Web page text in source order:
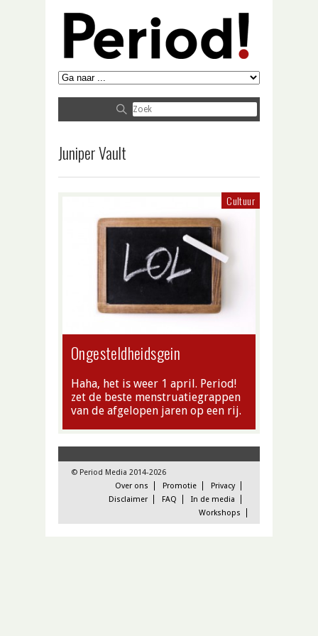
Juniper Vault
Cultuur
Ongesteldheidsgein
Haha, het is weer 1 april. Period!
zet de beste menstruatiegrappen
van de afgelopen jaren op een rij.
© Period Media 2014-2026
Over ons
Promotie
Privacy
Disclaimer
FAQ
In de media
Workshops